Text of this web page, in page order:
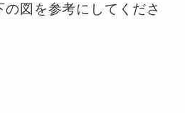
図を参考にしてくださ